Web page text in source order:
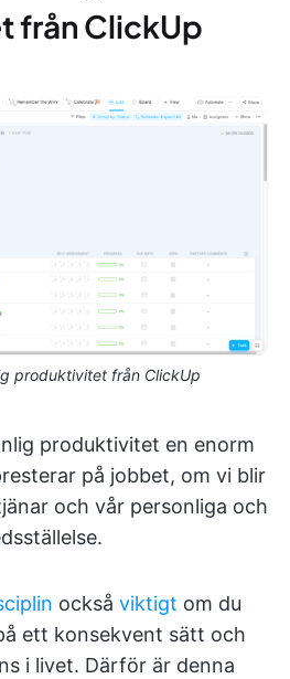
från ClickUp
produktivitet från ClickUp
produktivitet en enorm
på jobbet, om vi blir
och vår personliga och
också viktigt om du
ett konsekvent sätt och
i livet. Därför är denna